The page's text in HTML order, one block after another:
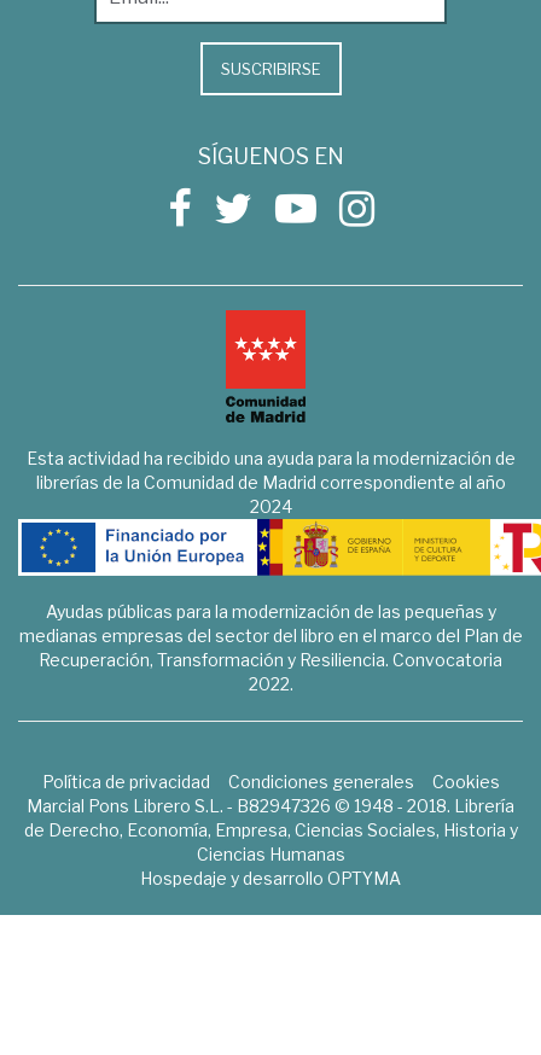
SUSCRIBIRSE
SÍGUENOS EN
Esta actividad ha recibido una ayuda para la modernización de
librerías de la Comunidad de Madrid correspondiente al año
2024
Ayudas públicas para la modernización de las pequeñas y
medianas empresas del sector del libro en el marco del Plan de
Recuperación, Transformación y Resiliencia. Convocatoria
2022.
Política de privacidad Condiciones generales
Cookies
Marcial Pons Librero S.L. - B82947326 © 1948 - 2018. Librería
de Derecho, Economía, Empresa, Ciencias Sociales, Historia y
Ciencias Humanas
Hospedaje y desarrollo OPTYMA